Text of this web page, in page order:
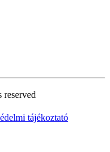
tájékoztató